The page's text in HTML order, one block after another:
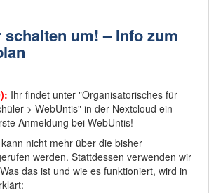
herrscht
vertrauensvolle
mit
- enden
um! – Info zum
Ihr findet unter "Organisatorisches für
> WebUntis" in der Nextcloud ein
Anmeldung bei WebUntis!
nicht mehr über die bisher
werden. Stattdessen verwenden wir
das ist und wie es funktioniert, wird in